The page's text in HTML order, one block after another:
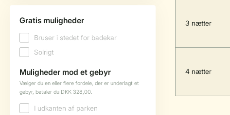
3 nætter
4 nætter